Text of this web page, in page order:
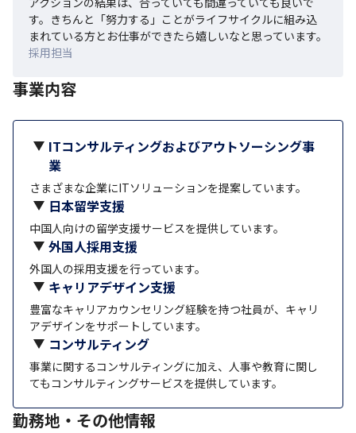
す。きちんと「努力する」ことがライフサイクルに組み込
まれている方とお仕事ができたら嬉しいなと思っています。
採用担当
事業内容
ITコンサルティングおよびアウトソーシング事
業
さまざまな企業にITソリューションを提案しています。
日本留学支援
中国人向けの留学支援サービスを提供しています。
外国人採用支援
外国人の採用支援を行っています。
キャリアデザイン支援
豊富なキャリアカウンセリング経験を持つ社員が、キャリ
アデザインをサポートしています。
コンサルティング
事業に関するコンサルティングに加え、人事や教育に関し
てもコンサルティングサービスを提供しています。
勤務地・その他情報